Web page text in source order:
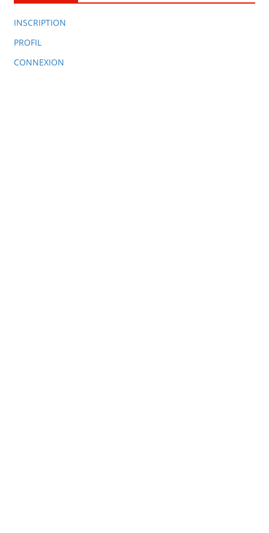
INSCRIPTION
PROFIL
CONNEXION